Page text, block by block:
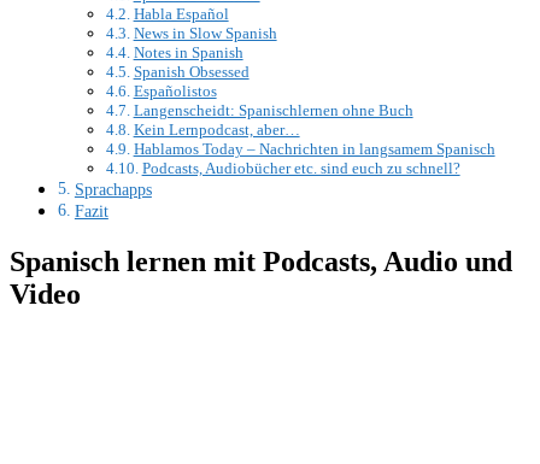
Habla Español
News in Slow Spanish
Notes in Spanish
Spanish Obsessed
Españolistos
Langenscheidt: Spanischlernen ohne Buch
Kein Lernpodcast, aber…
Hablamos Today – Nachrichten in langsamem Spanisch
Podcasts, Audiobücher etc. sind euch zu schnell?
Sprachapps
Fazit
Spanisch lernen mit Podcasts, Audio und
Video